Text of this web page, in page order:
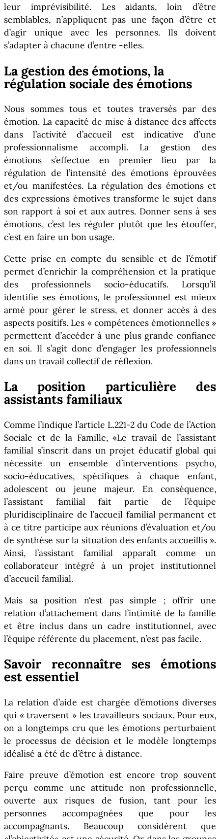
leur imprévisibilité. Les aidants, loin d’être
semblables, n’appliquent pas une façon d’être et
d’agir unique avec les personnes. Ils doivent
s’adapter à chacune d’entre -elles.
La gestion des émotions, la
régulation sociale des émotions
Nous sommes tous et toutes traversés par des
émotion. La capacité de mise à distance des affects
dans l’activité d’accueil est indicative d’une
professionnalisme accompli. La gestion des
émotions s’effectue en premier lieu par la
régulation de l’intensité des émotions éprouvées
et/ou manifestées. La régulation des émotions et
des expressions émotives transforme le sujet dans
son rapport à soi et aux autres. Donner sens à ses
émotions, c’est les réguler plutôt que les étouffer,
c’est en faire un bon usage.
Cette prise en compte du sensible et de l’émotif
permet d’enrichir la compréhension et la pratique
des professionnels socio-éducatifs. Lorsqu’il
identifie ses émotions, le professionnel est mieux
armé pour gérer le stress, et donner accès à des
aspects positifs. Les « compétences émotionnelles »
permettent d’accéder à une plus grande confiance
en soi. Il s’agit donc d’engager les professionnels
dans un travail collectif de réflexion.
La position particulière des
assistants familiaux
Comme l’indique l’article L.221-2 du Code de l’Action
Sociale et de la Famille, «Le travail de l’assistant
familial s’inscrit dans un projet éducatif global qui
nécessite un ensemble d’interventions psycho,
socio-éducatives, spécifiques à chaque enfant,
adolescent ou jeune majeur. En conséquence,
l’assistant familial fait partie de l’équipe
pluridisciplinaire de l’accueil familial permanent et
à ce titre participe aux réunions d’évaluation et/ou
de synthèse sur la situation des enfants accueillis ».
Ainsi, l’assistant familial apparaît comme un
collaborateur intégré à un projet institutionnel
d’accueil familial.
Mais sa position n‘est pas simple ; offrir une
relation d’attachement dans l’intimité de la famille
et être inclus dans un cadre institutionnel, avec
l’équipe référente du placement, n’est pas facile.
Savoir reconnaître ses émotions
est essentiel
La relation d’aide est chargée d’émotions diverses
qui « traversent » les travailleurs sociaux. Pour eux,
on a longtemps cru que les émotions perturbaient
le processus de décision et le modèle longtemps
idéalisé a été de d’être à distance.
Faire preuve d’émotion est encore trop souvent
perçu comme une attitude non professionnelle,
ouverte aux risques de fusion, tant pour les
personnes accompagnées que pour les
accompagnants. Beaucoup considèrent que